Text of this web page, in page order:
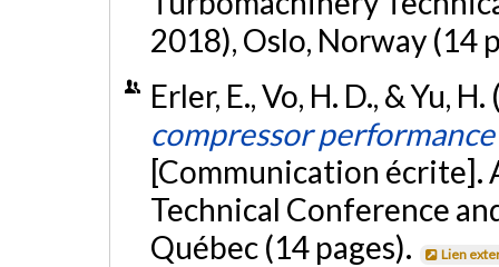
2018), Oslo, Norway (14
Erler, E., Vo, H. D., & Yu,
compressor
[Communication écrite].
Technical Conference
Québec (14 pages).
Lien